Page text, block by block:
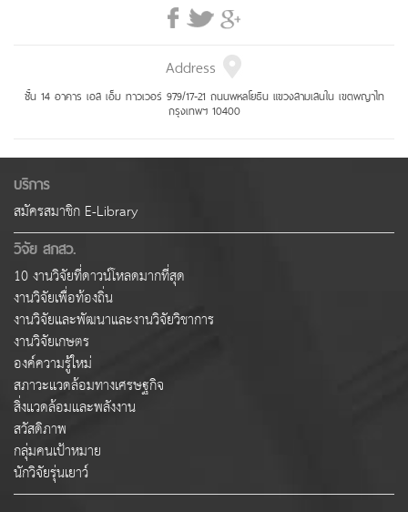
Address
ชั้น 14 อาคาร เอส เอ็ม ทาวเวอร์ 979/17-21 ถนนพหลโยธิน แขวงสามเสนใน เขตพญาไท
กรุงเทพฯ 10400
บริการ
สมัครสมาชิก E-Library
วิจัย สกสว.
10 งานวิจัยที่ดาวน์โหลดมากที่สุด
งานวิจัยเพื่อท้องถิ่น
งานวิจัยและพัฒนาและงานวิจัยวิชาการ
งานวิจัยเกษตร
องค์ความรู้ใหม่
สภาวะแวดล้อมทางเศรษฐกิจ
สิ่งแวดล้อมและพลังงาน
สวัสดิภาพ
กลุ่มคนเป้าหมาย
นักวิจัยรุ่นเยาว์